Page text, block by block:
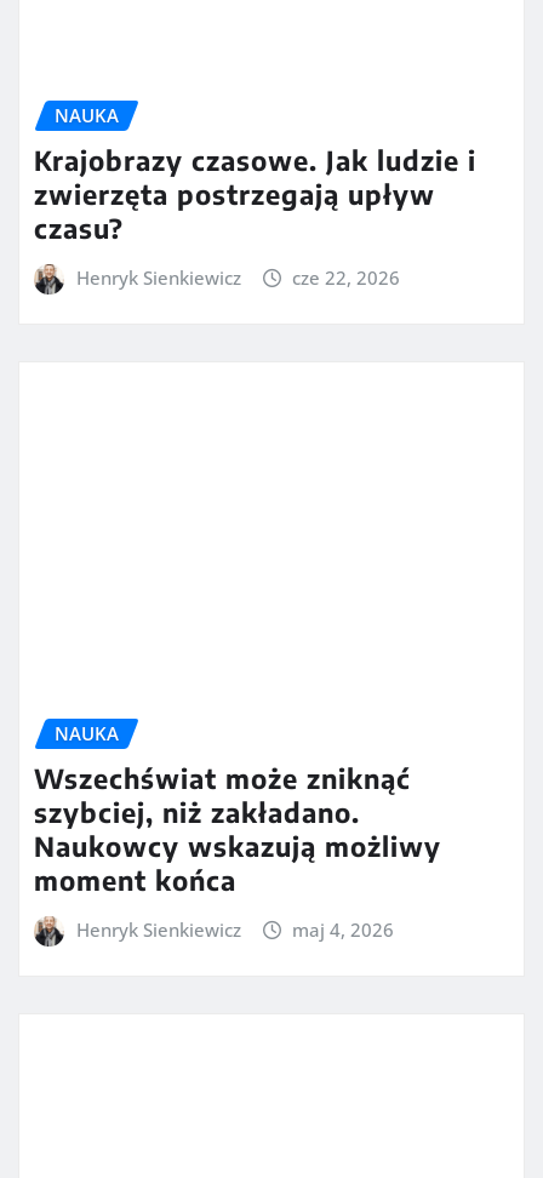
NAUKA
Krajobrazy czasowe. Jak ludzie i
zwierzęta postrzegają upływ
czasu?
Henryk Sienkiewicz cze 22, 2026
NAUKA
Wszechświat może zniknąć
szybciej, niż zakładano.
Naukowcy wskazują możliwy
moment końca
Henryk Sienkiewicz maj 4, 2026